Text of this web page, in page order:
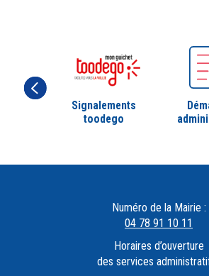
Signalements
toodego
Numéro de la Mairie :
04 78 91 10 11
Horaires d’ouverture
des services